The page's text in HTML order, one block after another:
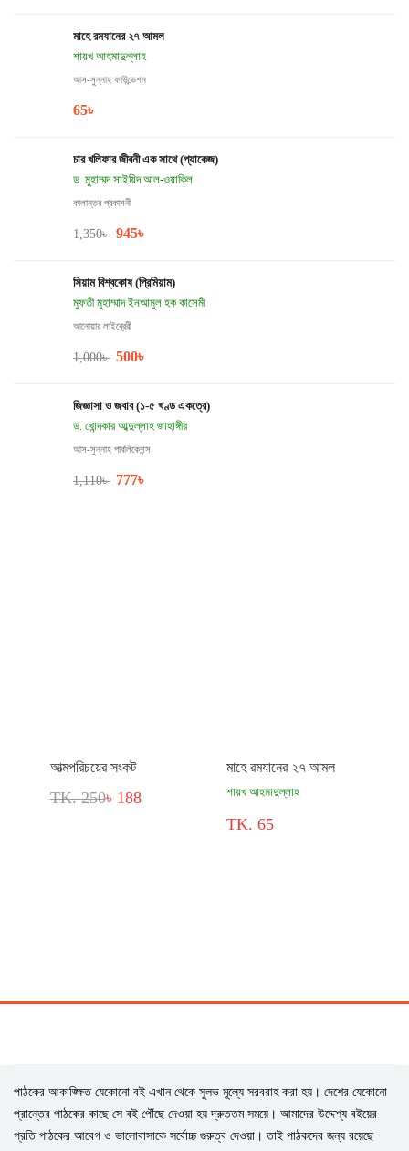
মাহে রমযানের ২৭ আমল
শায়খ আহমাদুল্লাহ
আস-সুন্নাহ ফাউন্ডেশন
65৳
চার খলিফার জীবনী এক সাথে (প্যাকেজ)
ড. মুহাম্মদ সাইয়িদ আল-ওয়াকিল
কালান্তর প্রকাশনী
1,350৳ 945৳
সিয়াম বিশ্বকোষ (প্রিমিয়াম)
মুফতী মুহাম্মাদ ইনআমুল হক কাসেমী
আনোয়ার লাইব্রেরী
1,000৳ 500৳
জিজ্ঞাসা ও জবাব (১-৫ খণ্ড একত্রে)
ড. খোন্দকার আব্দুল্লাহ জাহাঙ্গীর
আস-সুন্নাহ পাবলিকেশন্স
1,110৳ 777৳
আত্মপরিচয়ের সংকট
TK. 250৳ 188
মাহে রমযানের ২৭ আমল
শায়খ আহমাদুল্লাহ
TK. 65
পাঠকের আকাঙ্ক্ষিত যেকোনো বই এখান থেকে সুলভ মূল্যে সরবরাহ করা হয়। দেশের যেকোনো
প্রান্তের পাঠকের কাছে সে বই পৌঁছে দেওয়া হয় দ্রুততম সময়ে। আমাদের উদ্দেশ্য বইয়ের
প্রতি পাঠকের আবেগ ও ভালোবাসাকে সর্বোচ্চ গুরুত্ব দেওয়া। তাই পাঠকদের জন্য রয়েছে